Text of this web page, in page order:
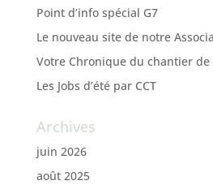
Point d’info spécial G7
Le nouveau site de notre
Votre Chronique du chantier de
Les Jobs d’été par CCT
Archives
juin 2026
août 2025